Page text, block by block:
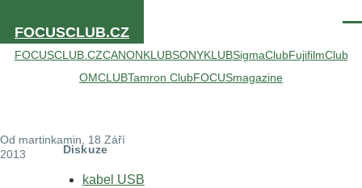
FOCUSCLUB.CZ
FOCUSCLUB.CZCANONKLUBSONYKLUBSigmaClubFujifilmClub
OMCLUBTamron ClubFOCUSmagazine
Od martinkamin , 18 Září
2013
Diskuze
kabel USB